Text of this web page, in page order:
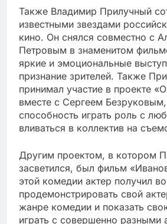
Также Владимир Прилучный
известными звездами
кино. Он снялся совместно с
Петровым в знаменитом
яркие и эмоциональные
признание зрителей. Также
принимал участие в проекте
вместе с Сергеем
способность играть роль с
вливаться в коллектив на
Другим проектом, в котором
засветился, был фильм
этой комедии актер получил
продемонстрировать свой
жанре комедии и показать
играть с совершенно разными